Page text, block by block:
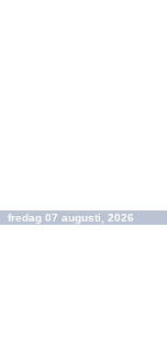
fredag 07 augusti, 2026